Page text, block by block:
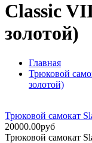
Classic
золотой)
Главная
Трюковой
золотой)
Трюковой самокат
20000.00руб
Трюковой самокат